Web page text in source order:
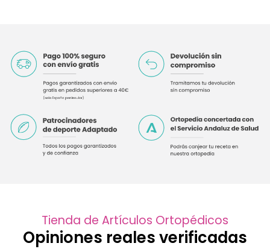
Tienda de Artículos Ortopédicos
Opiniones reales verificadas